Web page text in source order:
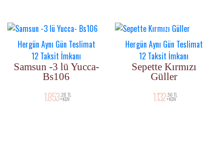
Hergün Aynı Gün Teslimat
12 Taksit İmkanı
Samsun -3 lü Yucca-
Bs106
1.853 ,28 TL
+KDV
Hergün Aynı Gün Teslimat
12 Taksit İmkanı
Sepette Kırmızı
Güller
1.132 ,56 TL
+KDV